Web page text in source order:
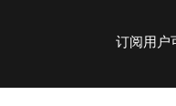
订阅用户